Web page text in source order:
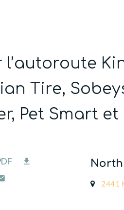
Tire,
Pet Smart et
2441